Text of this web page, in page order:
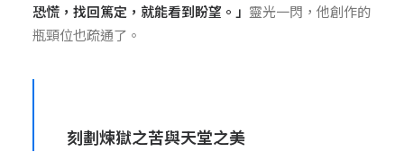
恐慌，找回篤定，就能看到盼望。」 靈光一閃，他創作的
瓶頸位也疏通了。
刻劃煉獄之苦與天堂之美